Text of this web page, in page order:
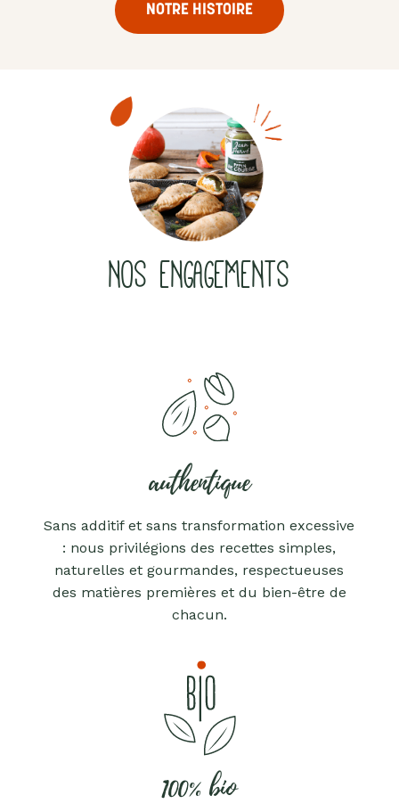
NOTRE HISTOIRE
NOS ENGAGEMENTS
authentique
Sans additif et sans transformation excessive
: nous privilégions des recettes simples,
naturelles et gourmandes, respectueuses
des matières premières et du bien-être de
chacun.
100% bio